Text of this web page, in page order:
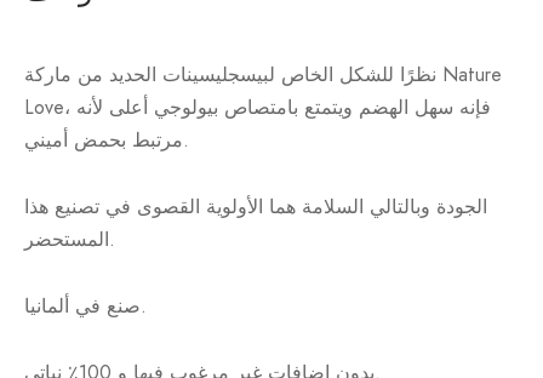
نظرًا للشكل الخاص لبيسجليسينات الحديد من ماركة Nature
Love، فإنه سهل الهضم ويتمتع بامتصاص بيولوجي أعلى لأنه
مرتبط بحمض أميني.
الجودة وبالتالي السلامة هما الأولوية القصوى في تصنيع هذا
المستحضر.
صنع في ألمانيا.